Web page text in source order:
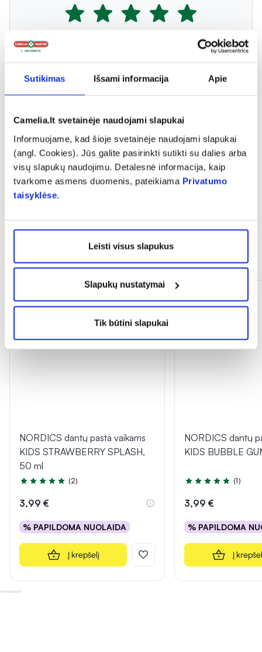
Sutikimas Išsami informacija Apie
Camelia.lt svetainėje naudojami slapukai
Informuojame, kad šioje svetainėje naudojami slapukai
(angl. Cookies). Jūs galite pasirinkti sutikti su dalies arba
visų slapukų naudojimu. Detalesnė informacija, kaip
tvarkome asmens duomenis, pateikiama Privatumo
taisyklėse.
Leisti visus slapukus
Slapukų nustatymai
Tik būtini slapukai
Atsiliepimą gali palikti tik prekę įsigiję klientai
Neringa
Coca-colos skonio dantų pasta. Sūnus (7 metų) su
malonumu sutinka valytis dantis su šia dantų pasta 😊
Panašios prekės
NORDICS dantų pasta vaikams
KIDS STRAWBERRY SPLASH,
50 ml
Įvertinimas 5.0 iš 5
(2)
3,99 €
% PAPILDOMA NUOLAIDA
Į krepšelį
NORDICS dantų
KIDS BUBBLE
Įvertinimas 5.0 iš 5
(1)
3,99 €
% PAPILDOMA
Į